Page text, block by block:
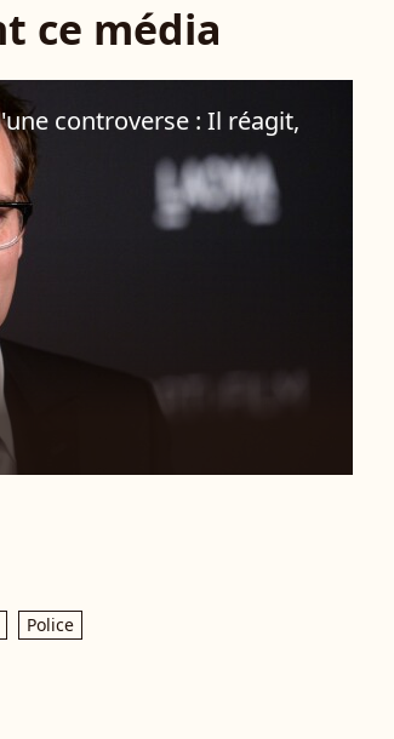
ce média
controverse : Il réagit,
Police